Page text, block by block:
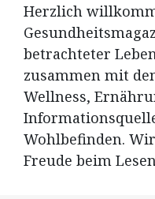
Herzlich
betrachteter
zusammen mit
Wellness,
Wohlbefinden.
Freude beim